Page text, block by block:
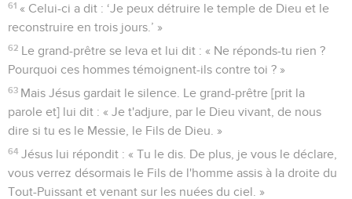
61 « Celui-ci a dit : ‘Je peux détruire le temple de Dieu et le
reconstruire en trois jours.’ »
62 Le grand-prêtre se leva et lui dit : « Ne réponds-tu rien ?
Pourquoi ces hommes témoignent-ils contre toi ? »
63 Mais Jésus gardait le silence. Le grand-prêtre [prit la
parole et] lui dit : « Je t'adjure, par le Dieu vivant, de nous
dire si tu es le Messie, le Fils de Dieu. »
64 Jésus lui répondit : « Tu le dis. De plus, je vous le déclare,
vous verrez désormais le Fils de l'homme assis à la droite du
Tout-Puissant et venant sur les nuées du ciel. »